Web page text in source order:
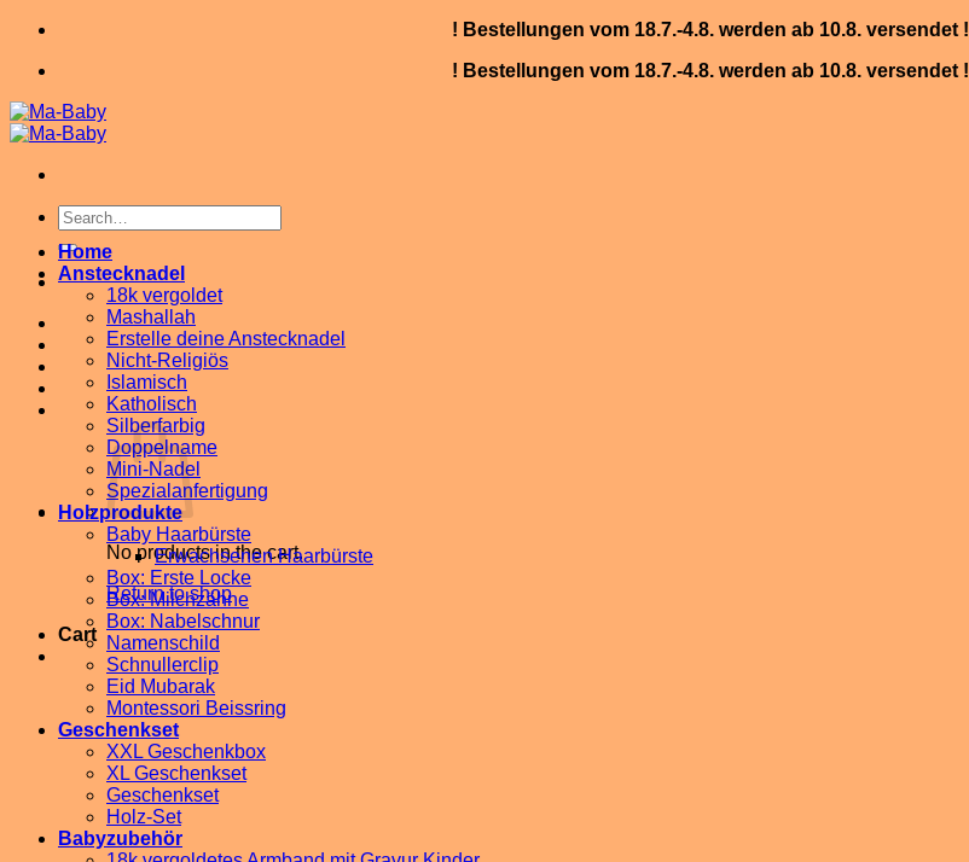
Skip
content
! Bestellungen vom 18.7.-4.8. werden ab 10.8. versendet !
! Bestellungen vom 18.7.-4.8. werden ab 10.8. versendet !
Search
for:
No products in the cart.
Return to shop
Cart
Home
Anstecknadel
18k vergoldet
Mashallah
Erstelle deine Anstecknadel
Nicht-Religiös
Islamisch
Katholisch
Silberfarbig
Doppelname
Mini-Nadel
Spezialanfertigung
Holzprodukte
Baby Haarbürste
Erwachsenen Haarbürste
Box: Erste Locke
Box: Milchzähne
Box: Nabelschnur
Namenschild
Schnullerclip
Eid Mubarak
Montessori Beissring
Geschenkset
XXL Geschenkbox
XL Geschenkset
Geschenkset
Holz-Set
Babyzubehör